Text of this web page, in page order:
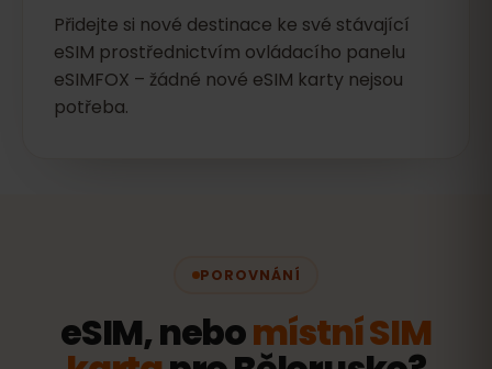
Přidejte si nové destinace ke své stávající
eSIM prostřednictvím ovládacího panelu
eSIMFOX – žádné nové eSIM karty nejsou
potřeba.
POROVNÁNÍ
eSIM, nebomístní SIM